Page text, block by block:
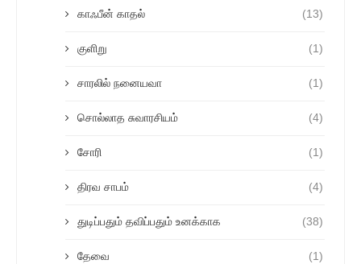
காஃபீன் காதல் (13)
குளிறு (1)
சாரலில் நனையவா (1)
சொல்லாத சுவாரசியம் (4)
சோரி (1)
திரவ சாபம் (4)
துடிப்பதும் தவிப்பதும் உனக்காக (38)
தேவை (1)